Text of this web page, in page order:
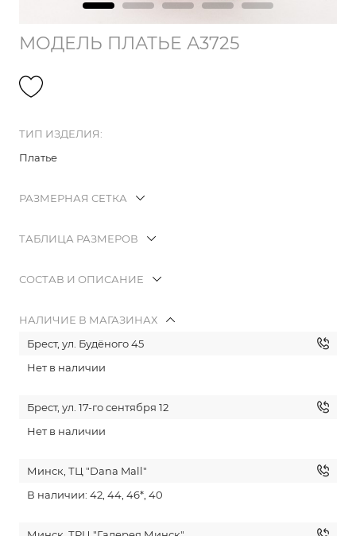
МОДЕЛЬ ПЛАТЬЕ А3725
ТИП ИЗДЕЛИЯ:
Платье
РАЗМЕРНАЯ СЕТКА
ТАБЛИЦА РАЗМЕРОВ
СОСТАВ И ОПИСАНИЕ
НАЛИЧИЕ В МАГАЗИНАХ
Брест, ул. Будёного 45
Нет в наличии
Брест, ул. 17-го сентября 12
Нет в наличии
Минск, ТЦ "Dana Mall"
В наличии: 42, 44, 46*, 40